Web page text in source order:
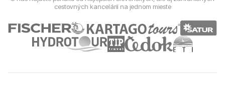
cestovných kancelárií na jednom mieste